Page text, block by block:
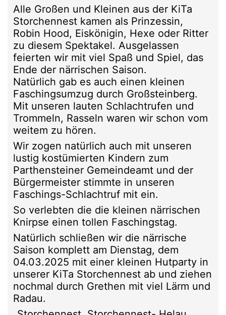
Alle Großen und Kleinen aus der KiTa
Storchennest kamen als Prinzessin,
Robin Hood, Eiskönigin, Hexe oder Ritter
zu diesem Spektakel. Ausgelassen
feierten wir mit viel Spaß und Spiel, das
Ende der närrischen Saison.
Natürlich gab es auch einen kleinen
Faschingsumzug durch Großsteinberg.
Mit unseren lauten Schlachtrufen und
Trommeln, Rasseln waren wir schon vom
weitem zu hören.
Wir zogen natürlich auch mit unseren
lustig kostümierten Kindern zum
Parthensteiner Gemeindeamt und der
Bürgermeister stimmte in unseren
Faschings-Schlachtruf mit ein.
So verlebten die die kleinen närrischen
Knirpse einen tollen Faschingstag.
Natürlich schließen wir die närrische
Saison komplett am Dienstag, dem
04.03.2025 mit einer kleinen Hutparty in
unserer KiTa Storchennest ab und ziehen
nochmal durch Grethen mit viel Lärm und
Radau.